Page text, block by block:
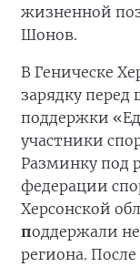
жизненной
Шонов.
В Геническе
зарядку
поддержки
участники
Разминку под
федерации
Херсонской
поддержали
региона.